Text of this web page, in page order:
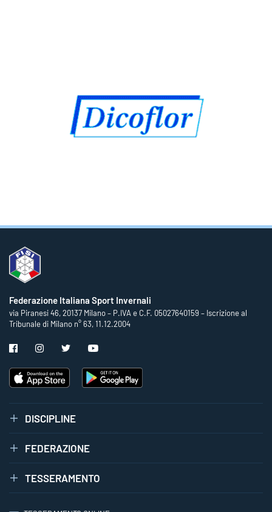
Federazione Italiana Sport Invernali
via Piranesi 46, 20137 Milano – P.IVA e C.F. 05027640159 – Iscrizione al
Tribunale di Milano n° 63, 11.12.2004
DISCIPLINE
FEDERAZIONE
TESSERAMENTO